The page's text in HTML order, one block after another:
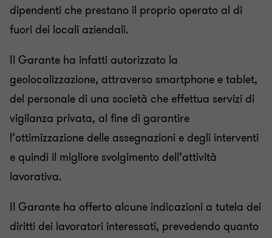
dipendenti che prestano il proprio operato al di
fuori dei locali aziendali.
Il Garante ha infatti autorizzato la
geolocalizzazione, attraverso smartphone e tablet,
del personale di una società che effettua servizi di
vigilanza privata, al fine di garantire
l’ottimizzazione delle assegnazioni e degli interventi
e quindi il migliore svolgimento dell’attività
lavorativa.
Il Garante ha offerto alcune indicazioni a tutela dei
diritti dei lavoratori interessati, prevedendo quanto